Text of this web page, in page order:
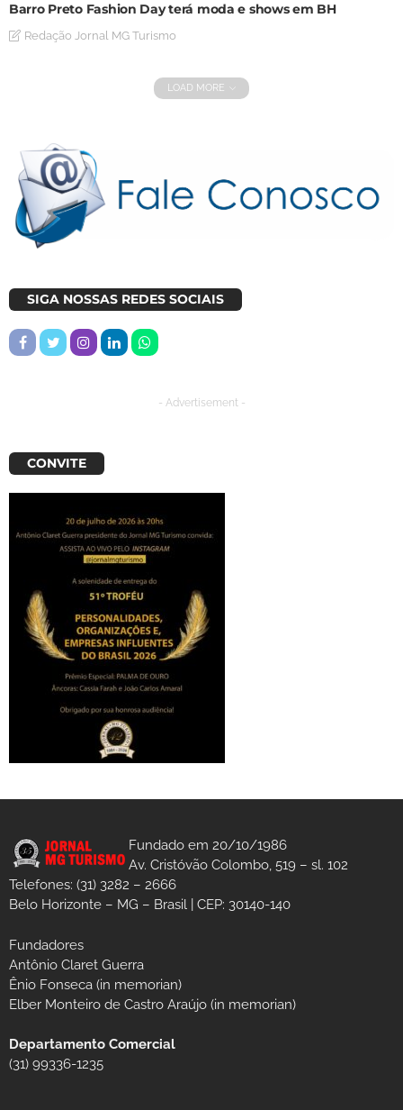
Barro Preto Fashion Day terá moda e shows em BH
Redação Jornal MG Turismo
LOAD MORE
SIGA NOSSAS REDES SOCIAIS
- Advertisement -
CONVITE
Fundado em 20/10/1986
Av. Cristóvão Colombo, 519 – sl. 102
Telefones: (31) 3282 – 2666
Belo Horizonte – MG – Brasil | CEP: 30140-140
Fundadores
Antônio Claret Guerra
Ênio Fonseca (in memorian)
Elber Monteiro de Castro Araújo (in memorian)
Departamento Comercial
(31) 99336-1235